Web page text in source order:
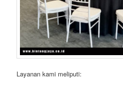
Layanan kami meliputi: